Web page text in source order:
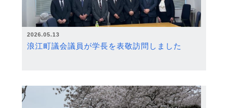
2026.05.13
浪江町議会議員が学長を表敬訪問しました